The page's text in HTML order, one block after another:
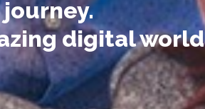
digital world